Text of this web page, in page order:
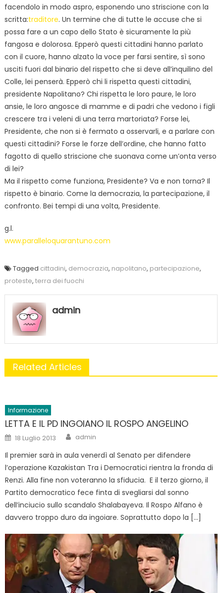
facendolo in modo aspro, esponendo uno striscione con la
scritta:traditore. Un termine che di tutte le accuse che si
possa fare a un capo dello Stato è sicuramente la più
fangosa e dolorosa. Epperò questi cittadini hanno parlato
con il cuore, hanno alzato la voce per farsi sentire, sì sono
usciti fuori dal binario del rispetto che si deve all’inquilino del
Colle, lei penserà. Epperò chi li rispetta questi cittadini,
presidente Napolitano? Chi rispetta le loro paure, le loro
ansie, le loro angosce di mamme e di padri che vedono i figli
crescere tra i veleni di una terra martoriata? Forse lei,
Presidente, che non si è fermato a osservarli, e a parlare con
questi cittadini? Forse le forze dell’ordine, che hanno fatto
fagotto di quello striscione che suonava come un’onta verso
di lei?
Ma il rispetto come funziona, Presidente? Va e non torna? Il
rispetto è binario. Come la democrazia, la partecipazione, il
confronto. Bei tempi di una volta, Presidente.
g.l.
www.paralleloquarantuno.com
Tagged cittadini, democrazia, napolitano, partecipazione,
proteste, terra dei fuochi
admin
Related Articles
Informazione
LETTA E IL PD INGOIANO IL ROSPO ANGELINO
Posted
on
18 Luglio 2013 Author
admin
Il premier sarà in aula venerdì al Senato per difendere
l’operazione Kazakistan Tra i Democratici rientra la fronda di
Renzi. Alla fine non voteranno la sfiducia. E il terzo giorno, il
Partito democratico fece finta di svegliarsi dal sonno
dell’inciucio sullo scandalo Shalabayeva. Il Rospo Alfano è
davvero troppo duro da ingoiare. Soprattutto dopo la […]